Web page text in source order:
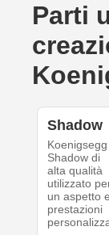
Parti
Shadow
Koenigsegg
Shadow di
alta qualità
utilizzato
un aspetto e
prestazioni